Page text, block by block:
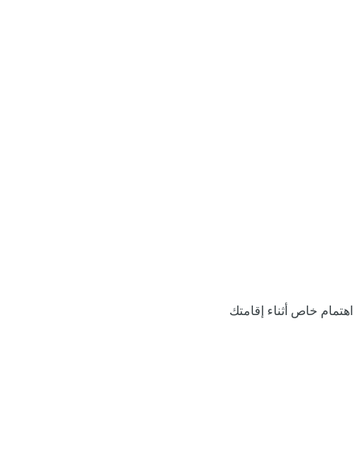
اهتمام خاص أثناء إقامتك